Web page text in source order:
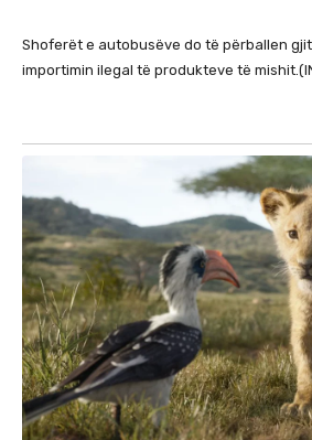
Shoferët e autobusëve do të përballen
importimin ilegal të produkteve të